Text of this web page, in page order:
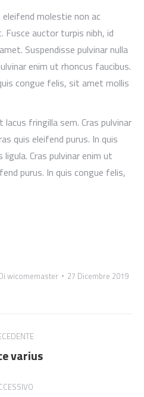
molestie non ac
auctor turpis nibh, id
Suspendisse pulvinar nulla
enim ut rhoncus faucibus.
congue felis, sit amet mollis
lacus fringilla sem. Cras pulvinar
quis eleifend purus. In quis
Cras pulvinar enim ut
purus. In quis congue felis,
wicomemaster 27 Dicembre 2019
Previous
varius